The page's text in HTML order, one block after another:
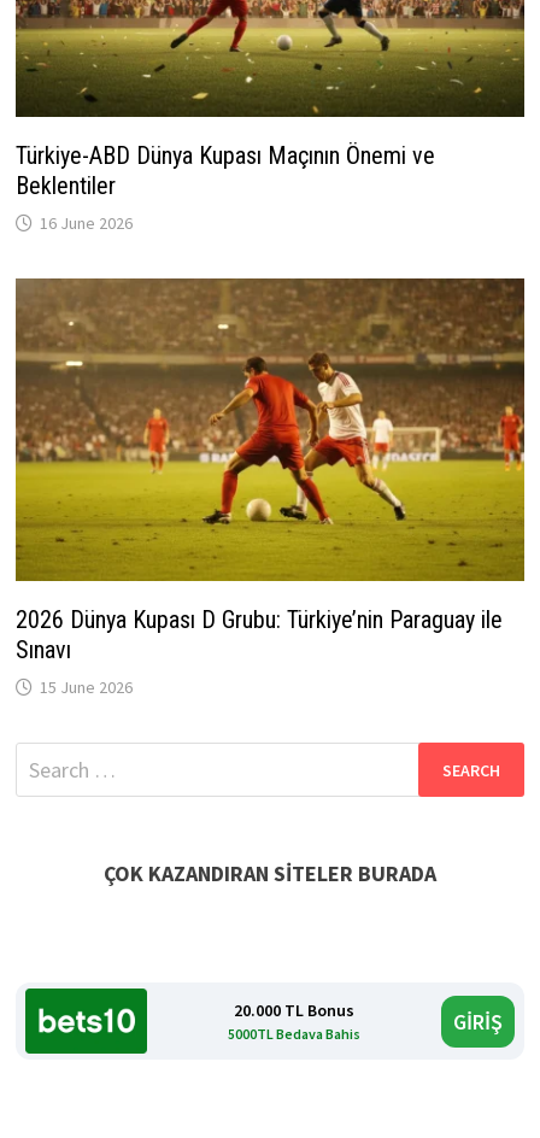
Türkiye-ABD Dünya Kupası Maçının Önemi ve
Beklentiler
16 June 2026
2026 Dünya Kupası D Grubu: Türkiye’nin Paraguay ile
Sınavı
15 June 2026
Search
for:
ÇOK KAZANDIRAN SİTELER BURADA
20.000 TL Bonus
5000TL Bedava Bahis GİRİŞ